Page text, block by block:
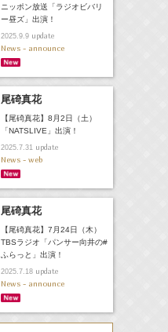
ニッポン放送「ラジオビバリ
ー昼ズ」出演！
2025.9.9update
News - announce
尾碕真花
【尾碕真花】8月2日（土）
「NATSLIVE」出演！
2025.7.31update
News - web
尾碕真花
【尾碕真花】7月24日（木）
TBSラジオ「パンサー向井の#
ふらっと」出演！
2025.7.18update
News - announce